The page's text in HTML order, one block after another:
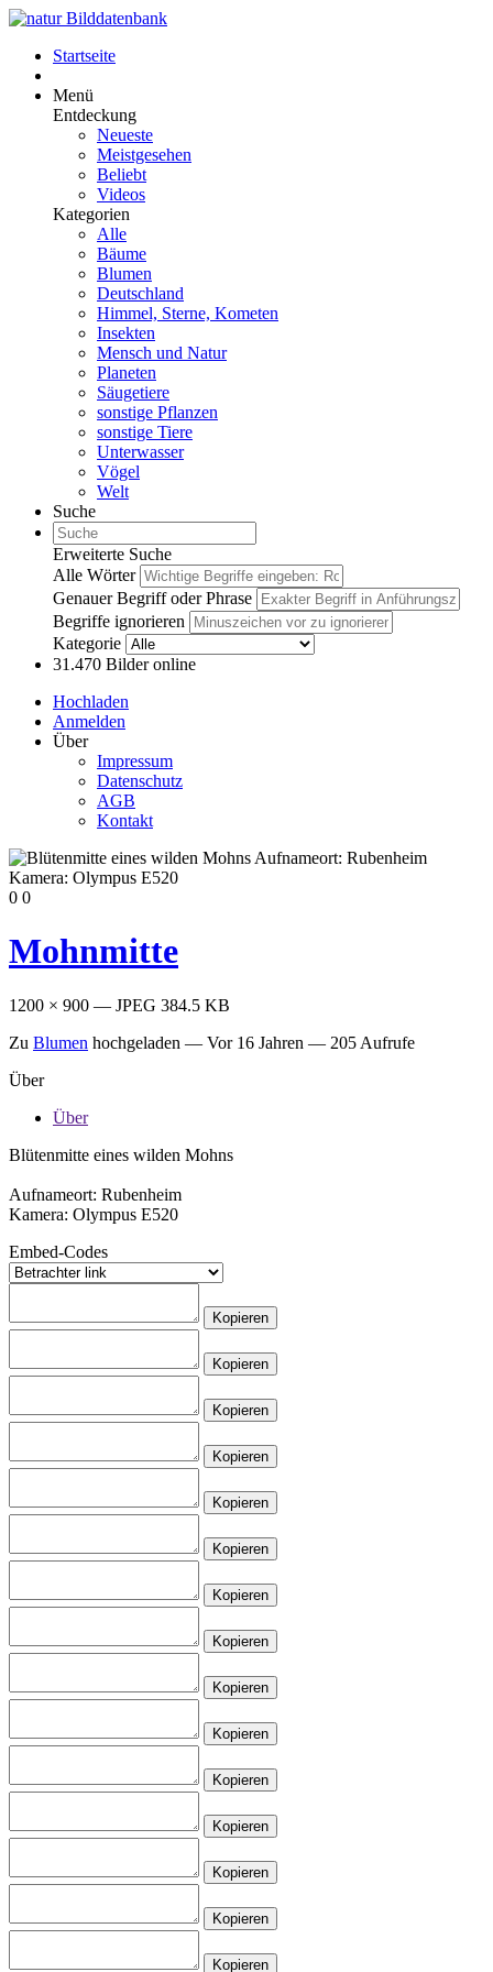
Startseite
Menü
Entdeckung
Neueste
Meistgesehen
Beliebt
Videos
Kategorien
Alle
Bäume
Blumen
Deutschland
Himmel, Sterne, Kometen
Insekten
Mensch und Natur
Planeten
Säugetiere
sonstige Pflanzen
sonstige Tiere
Unterwasser
Vögel
Welt
Suche
Erweiterte Suche
Alle Wörter
Genauer Begriff oder Phrase
Begriffe ignorieren
Kategorie
31.470 Bilder online
Hochladen
Anmelden
Über
Impressum
Datenschutz
AGB
Kontakt
0 0
Mohnmitte
1200 × 900 — JPEG 384.5 KB
Zu Blumen hochgeladen — Vor 16 Jahren — 205 Aufrufe
Über
Über
Blütenmitte eines wilden Mohns
Aufnameort: Rubenheim
Kamera: Olympus E520
Embed-Codes
Kopieren
Kopieren
Kopieren
Kopieren
Kopieren
Kopieren
Kopieren
Kopieren
Kopieren
Kopieren
Kopieren
Kopieren
Kopieren
Kopieren
Kopieren